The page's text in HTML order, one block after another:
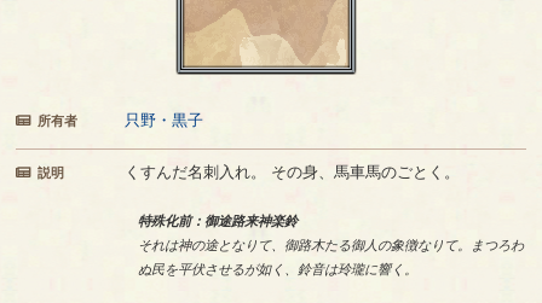
所有者 只野・黒子
説明 くすんだ名刺入れ。 その身、馬車馬のごとく。
特殊化前：御途路来神楽鈴
それは神の途となりて、御路木たる御人の象徴なりて。まつろわ
ぬ民を平伏させるが如く、鈴音は玲瓏に響く。